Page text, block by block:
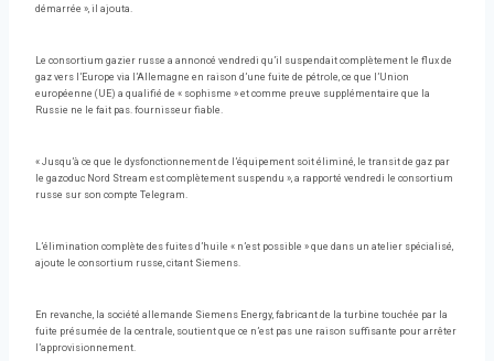
démarrée », il ajouta.
Le consortium gazier russe a annoncé vendredi qu’il suspendait complètement le flux de
gaz vers l’Europe via l’Allemagne en raison d’une fuite de pétrole, ce que l’Union
européenne (UE) a qualifié de « sophisme » et comme preuve supplémentaire que la
Russie ne le fait pas. fournisseur fiable.
« Jusqu’à ce que le dysfonctionnement de l’équipement soit éliminé, le transit de gaz par
le gazoduc Nord Stream est complètement suspendu », a rapporté vendredi le consortium
russe sur son compte Telegram.
L’élimination complète des fuites d’huile « n’est possible » que dans un atelier spécialisé,
ajoute le consortium russe, citant Siemens.
En revanche, la société allemande Siemens Energy, fabricant de la turbine touchée par la
fuite présumée de la centrale, soutient que ce n’est pas une raison suffisante pour arrêter
l’approvisionnement.